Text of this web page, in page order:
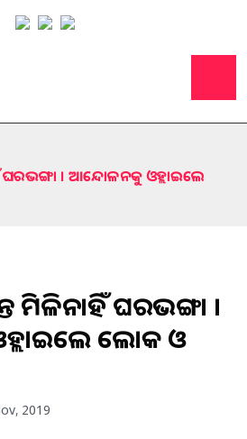
ଘରଭଙ୍ଗା । ଆନ୍ଦୋଳନକୁ ଓହ୍ଲାଇଲେ
ମିଳିନାହିଁ ଘରଭଙ୍ଗା ।
ଲୋକ ଓ
2019